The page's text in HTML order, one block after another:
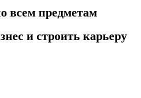
всем предметам
и строить карьеру